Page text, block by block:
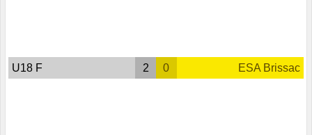
U18 F 2 0 ESA Brissac